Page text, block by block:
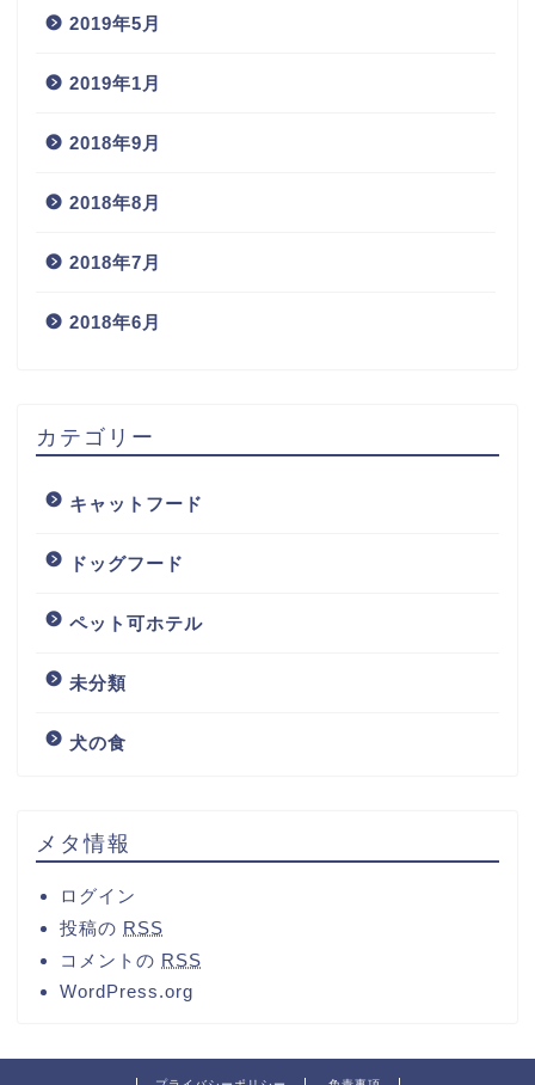
2019年5月
2019年1月
2018年9月
2018年8月
2018年7月
2018年6月
カテゴリー
キャットフード
ドッグフード
ペット可ホテル
未分類
犬の食
メタ情報
ログイン
投稿の RSS
コメントの RSS
WordPress.org